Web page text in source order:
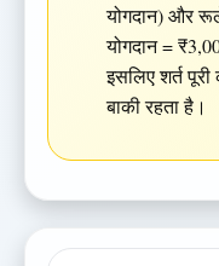
योगदान) और
योगदान =
इसलिए शर्त
बाकी रहता है।